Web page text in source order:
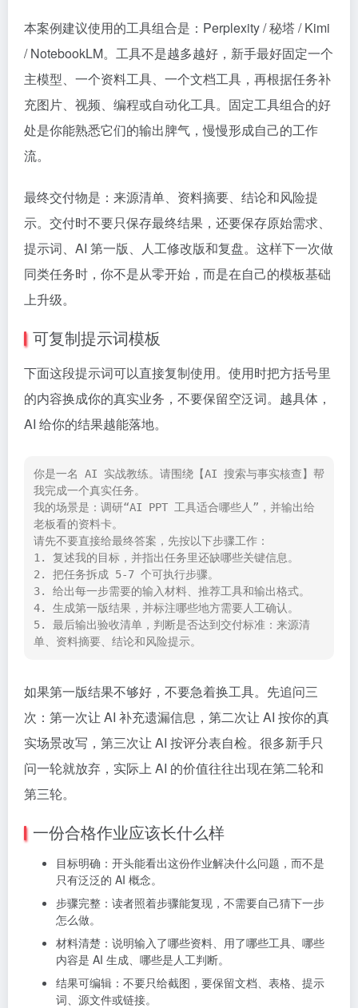
本案例建议使用的工具组合是：Perplexity / 秘塔 / Kimi
/ NotebookLM。工具不是越多越好，新手最好固定一个
主模型、一个资料工具、一个文档工具，再根据任务补
充图片、视频、编程或自动化工具。固定工具组合的好
处是你能熟悉它们的输出脾气，慢慢形成自己的工作
流。
最终交付物是：来源清单、资料摘要、结论和风险提
示。交付时不要只保存最终结果，还要保存原始需求、
提示词、AI 第一版、人工修改版和复盘。这样下一次做
同类任务时，你不是从零开始，而是在自己的模板基础
上升级。
可复制提示词模板
下面这段提示词可以直接复制使用。使用时把方括号里
的内容换成你的真实业务，不要保留空泛词。越具体，
AI 给你的结果越能落地。
你是一名 AI 实战教练。请围绕【AI 搜索与事实核查】帮
我完成一个真实任务。
我的场景是：调研“AI PPT 工具适合哪些人”，并输出给
老板看的资料卡。
请先不要直接给最终答案，先按以下步骤工作：
1. 复述我的目标，并指出任务里还缺哪些关键信息。
2. 把任务拆成 5-7 个可执行步骤。
3. 给出每一步需要的输入材料、推荐工具和输出格式。
4. 生成第一版结果，并标注哪些地方需要人工确认。
5. 最后输出验收清单，判断是否达到交付标准：来源清
单、资料摘要、结论和风险提示。
如果第一版结果不够好，不要急着换工具。先追问三
次：第一次让 AI 补充遗漏信息，第二次让 AI 按你的真
实场景改写，第三次让 AI 按评分表自检。很多新手只
问一轮就放弃，实际上 AI 的价值往往出现在第二轮和
第三轮。
一份合格作业应该长什么样
目标明确：开头能看出这份作业解决什么问题，而不是
只有泛泛的 AI 概念。
步骤完整：读者照着步骤能复现，不需要自己猜下一步
怎么做。
材料清楚：说明输入了哪些资料、用了哪些工具、哪些
内容是 AI 生成、哪些是人工判断。
结果可编辑：不要只给截图，要保留文档、表格、提示
词、源文件或链接。